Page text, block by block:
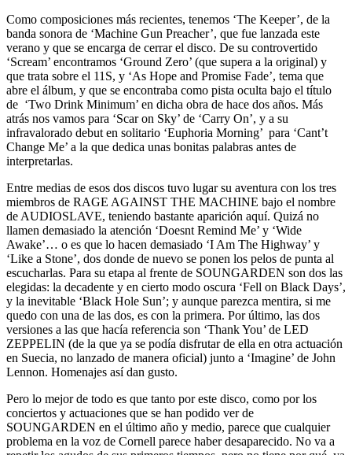
Como composiciones más recientes, tenemos ‘The Keeper’, de la
banda sonora de ‘Machine Gun Preacher’, que fue lanzada este
verano y que se encarga de cerrar el disco. De su controvertido
‘Scream’ encontramos ‘Ground Zero’ (que supera a la original) y
que trata sobre el 11S, y ‘As Hope and Promise Fade’, tema que
abre el álbum, y que se encontraba como pista oculta bajo el título
de ‘Two Drink Minimum’ en dicha obra de hace dos años. Más
atrás nos vamos para ‘Scar on Sky’ de ‘Carry On’, y a su
infravalorado debut en solitario ‘Euphoria Morning’ para ‘Cant’t
Change Me’ a la que dedica unas bonitas palabras antes de
interpretarlas.
Entre medias de esos dos discos tuvo lugar su aventura con los tres
miembros de RAGE AGAINST THE MACHINE bajo el nombre
de AUDIOSLAVE, teniendo bastante aparición aquí. Quizá no
llamen demasiado la atención ‘Doesnt Remind Me’ y ‘Wide
Awake’… o es que lo hacen demasiado ‘I Am The Highway’ y
‘Like a Stone’, dos donde de nuevo se ponen los pelos de punta al
escucharlas. Para su etapa al frente de SOUNGARDEN son dos las
elegidas: la decadente y en cierto modo oscura ‘Fell on Black Days’,
y la inevitable ‘Black Hole Sun’; y aunque parezca mentira, si me
quedo con una de las dos, es con la primera. Por último, las dos
versiones a las que hacía referencia son ‘Thank You’ de LED
ZEPPELIN (de la que ya se podía disfrutar de ella en otra actuación
en Suecia, no lanzado de manera oficial) junto a ‘Imagine’ de John
Lennon. Homenajes así dan gusto.
Pero lo mejor de todo es que tanto por este disco, como por los
conciertos y actuaciones que se han podido ver de
SOUNGARDEN en el último año y medio, parece que cualquier
problema en la voz de Cornell parece haber desaparecido. No va a